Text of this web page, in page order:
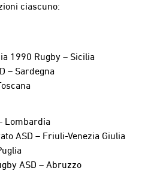
ciascuno:
1990 Rugby – Sicilia
– Sardegna
Lombardia
ASD – Friuli-Venezia Giulia
ASD – Abruzzo